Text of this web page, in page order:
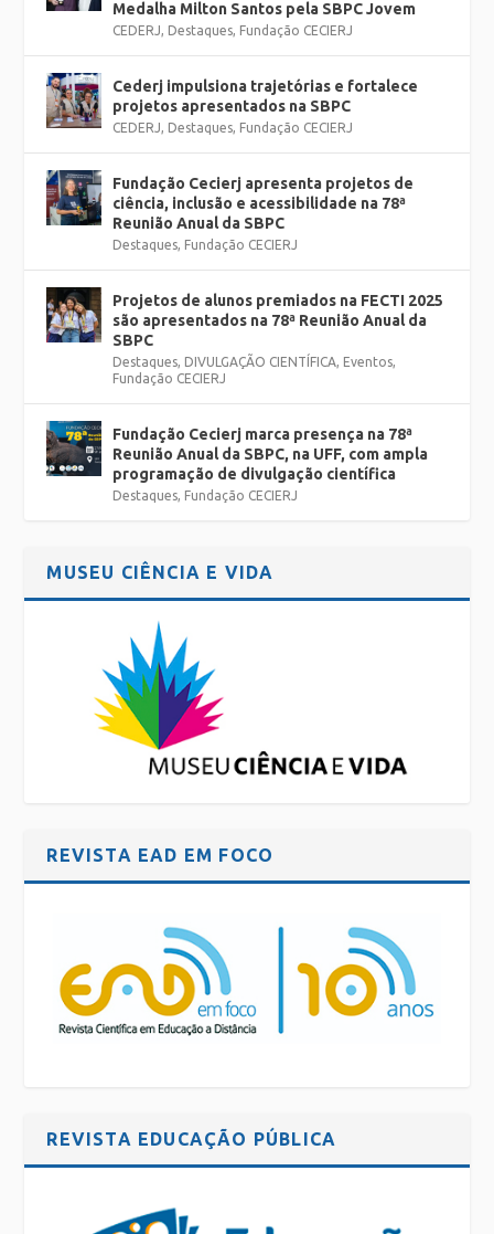
Medalha Milton Santos pela SBPC Jovem
CEDERJ, Destaques, Fundação CECIERJ
Cederj impulsiona trajetórias e fortalece
projetos apresentados na SBPC
CEDERJ, Destaques, Fundação CECIERJ
Fundação Cecierj apresenta projetos de
ciência, inclusão e acessibilidade na 78ª
Reunião Anual da SBPC
Destaques, Fundação CECIERJ
Projetos de alunos premiados na FECTI 2025
são apresentados na 78ª Reunião Anual da
SBPC
Destaques, DIVULGAÇÃO CIENTÍFICA, Eventos,
Fundação CECIERJ
Fundação Cecierj marca presença na 78ª
Reunião Anual da SBPC, na UFF, com ampla
programação de divulgação científica
Destaques, Fundação CECIERJ
MUSEU CIÊNCIA E VIDA
REVISTA EAD EM FOCO
REVISTA EDUCAÇÃO PÚBLICA